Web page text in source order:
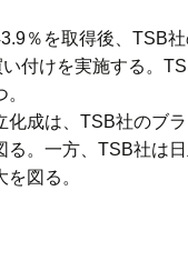
％を取得後、TSB
付けを実施する。
化成は、TSB社のブ
。一方、TSB社は
図る。